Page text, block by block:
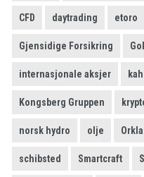
CFD daytrading etoro
Gjensidige Forsikring
internasjonale aksjer
Kongsberg Gruppen
norsk hydro olje Orkla
schibsted Smartcraft